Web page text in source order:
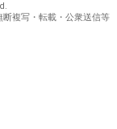
複写・転載・公衆送信等